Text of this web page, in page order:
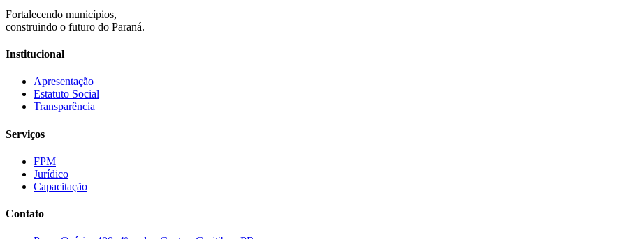
Fortalecendo municípios,
construindo o futuro do Paraná.
Institucional
Apresentação
Estatuto Social
Transparência
Serviços
FPM
Jurídico
Capacitação
Contato